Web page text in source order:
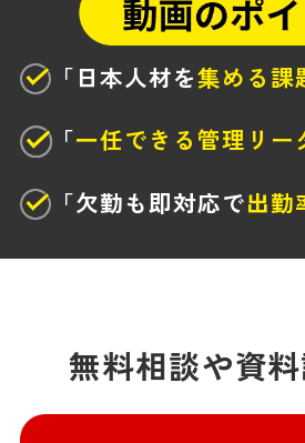
「日本人材を集める課
「一任できる管理リー
「欠勤も即対応で出勤
無料相談や資